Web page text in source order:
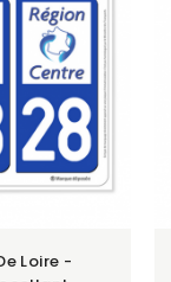
Loire -